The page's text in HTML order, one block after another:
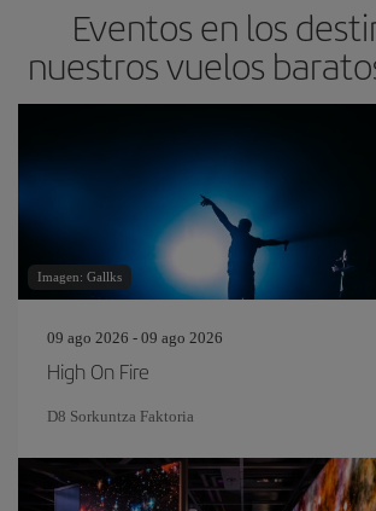
Eventos en los
nuestros vuelos
Imagen: Gallks
09 ago 2026 - 09 ago 2026
High On Fire
D8 Sorkuntza Faktoria